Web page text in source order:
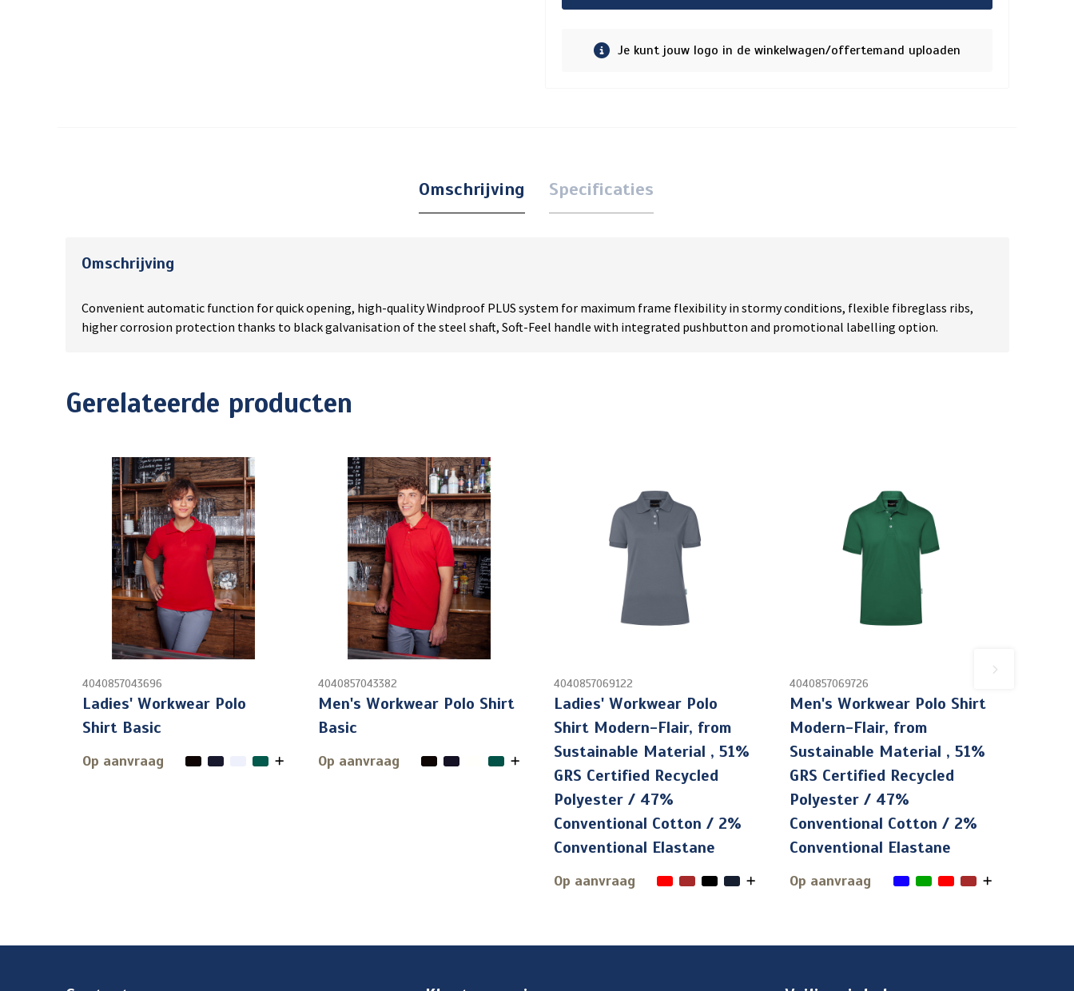
Je kunt jouw logo in de winkelwagen/offertemand uploaden
Omschrijving Specificaties
Omschrijving
Convenient automatic function for quick opening, high-quality Windproof PLUS system for maximum frame flexibility in stormy conditions, flexible fibreglass ribs,
higher corrosion protection thanks to black galvanisation of the steel shaft, Soft-Feel handle with integrated pushbutton and promotional labelling option.
Gerelateerde producten
4040857043696
Ladies' Workwear Polo
Shirt Basic
Op aanvraag
4040857043382
Men's Workwear Polo Shirt
Basic
Op aanvraag
4040857069122
Ladies' Workwear Polo
Shirt Modern-Flair, from
Sustainable Material , 51%
GRS Certified Recycled
Polyester / 47%
Conventional Cotton / 2%
Conventional Elastane
Op aanvraag
4040857069726
Men's Workwear Polo Shirt
Modern-Flair, from
Sustainable Material , 51%
GRS Certified Recycled
Polyester / 47%
Conventional Cotton / 2%
Conventional Elastane
Op aanvraag